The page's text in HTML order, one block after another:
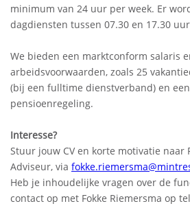
minimum van 24 uur per week. Er
dagdiensten tussen 07.30 en 17.30
We bieden een marktconform salaris
arbeidsvoorwaarden, zoals 25
(bij een fulltime dienstverband) en
pensioenregeling.
Interesse?
Stuur jouw CV en korte motivatie naar
Adviseur, via
Heb je inhoudelijke vragen over de
contact op met Fokke Riemersma op